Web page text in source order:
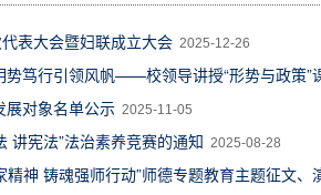
表大会暨妇联成立大会 2025-12-26
势笃行引领风帆——校领导讲授“形势与政策”
展对象名单公示 2025-11-05
讲宪法”法治素养竞赛的通知 2025-08-28
精神 铸魂强师行动”师德专题教育主题征文、